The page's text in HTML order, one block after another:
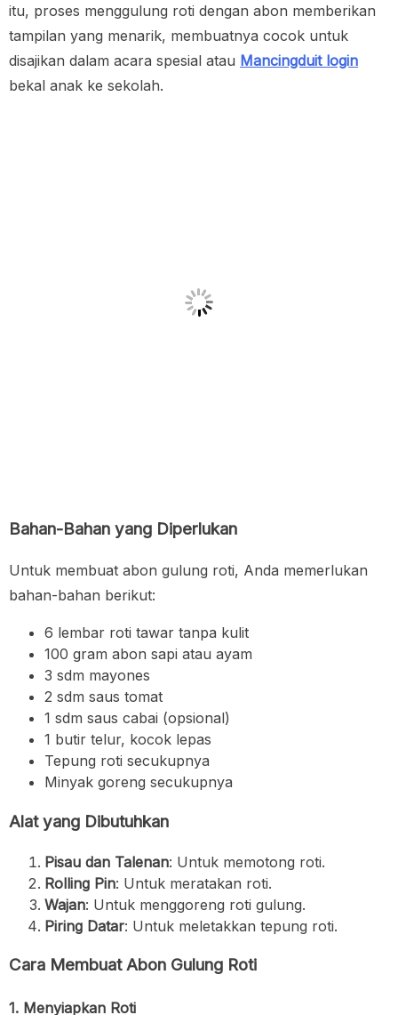
itu, proses menggulung roti dengan abon memberikan
tampilan yang menarik, membuatnya cocok untuk
disajikan dalam acara spesial atau Mancingduit login
bekal anak ke sekolah.
Bahan-Bahan yang Diperlukan
Untuk membuat abon gulung roti, Anda memerlukan
bahan-bahan berikut:
6 lembar roti tawar tanpa kulit
100 gram abon sapi atau ayam
3 sdm mayones
2 sdm saus tomat
1 sdm saus cabai (opsional)
1 butir telur, kocok lepas
Tepung roti secukupnya
Minyak goreng secukupnya
Alat yang Dibutuhkan
Pisau dan Talenan: Untuk memotong roti.
Rolling Pin: Untuk meratakan roti.
Wajan: Untuk menggoreng roti gulung.
Piring Datar: Untuk meletakkan tepung roti.
Cara Membuat Abon Gulung Roti
1. Menyiapkan Roti